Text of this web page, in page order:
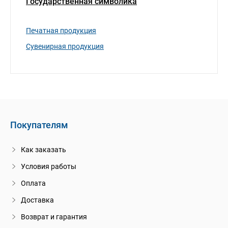
Печатная продукция
Сувенирная продукция
Покупателям
Как заказать
Условия работы
Оплата
Доставка
Возврат и гарантия